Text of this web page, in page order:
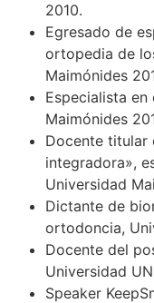
2010.
Egresado de
ortopedia de
Maimónides
Especialista
Maimónides
Docente titular
integradora»,
Universidad
Dictante de
ortodoncia,
Docente del
Universidad
Speaker